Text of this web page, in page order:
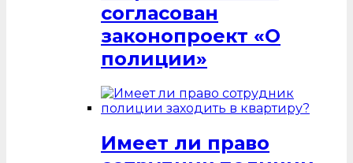
согласован
законопроект «О
полиции»
Имеет ли право